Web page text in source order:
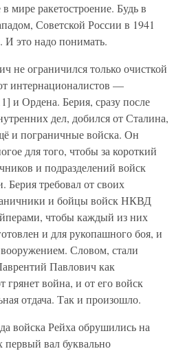
мире ракетостроение. Будь в
Советской России в 1941
это надо понимать.
не ограничился только очисткой
интернационалистов —
и Ордена. Берия, сразу после
дел, добился от Сталина,
и пограничные войска. Он
для того, чтобы за короткий
и подразделений войск
требовал от своих
и бойцы войск НКВД
чтобы каждый из них
и для рукопашного боя, и
Словом, стали
Павлович как
грянет война, и от его войск
отдача. Так и произошло.
войска Рейха обрушились на
вал буквально